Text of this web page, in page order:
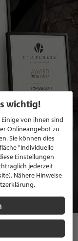
GRATIS
wichtig!
von ihnen sind
Onlineangebot zu
Sie können dies
"Individuelle
Einstellungen
jederzeit
Nähere Hinweise